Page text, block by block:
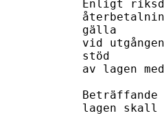
Enligt
gälla
vid
stöd
av lagen
lagen